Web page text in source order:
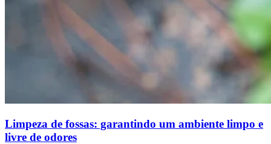
Limpeza de fossas: garantindo um ambiente limpo e
livre de odores